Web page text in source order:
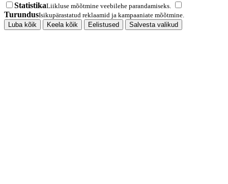
StatistikaLiikluse mõõtmine veebilehe parandamiseks.
TurundusIsikupärastatud reklaamid ja kampaaniate mõõtmine.
Luba kõik
Keela kõik Eelistused Salvesta valikud